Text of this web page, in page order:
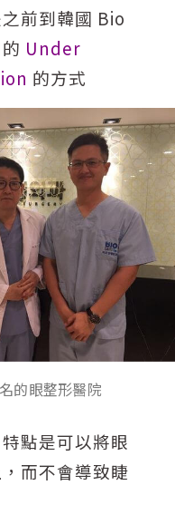
前到韓國 Bio
Under
的方式
的眼整形醫院
點是可以將眼
而不會導致睫